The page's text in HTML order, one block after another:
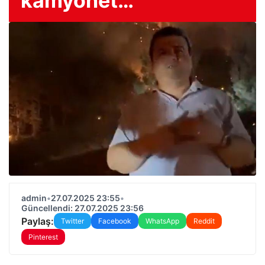
admin•27.07.2025 23:55•
Güncellendi: 27.07.2025 23:56
Paylaş: Twitter Facebook WhatsApp
Reddit
Pinterest